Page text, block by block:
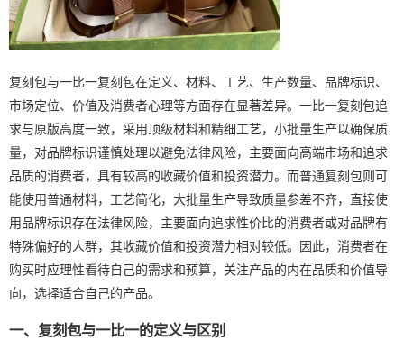
复刻包与一比一复刻包在定义、材料、工艺、生产数量、品牌标识、
市场定位、价值及消费者心理等方面存在显著差异。一比一复刻包追
求与原版高度一致，采用顶级材料和精细工艺，小批量生产以确保质
量，对品牌标识谨慎处理以避免法律风险，主要面向高端市场和追求
品质的消费者，具有较高的收藏价值和投资潜力。而普通复刻包则可
能使用普通材料，工艺简化，大批量生产导致质量参差不齐，直接使
用品牌标识存在法律风险，主要面向追求性价比的消费者或对品牌有
特殊偏好的人群，其收藏价值和投资潜力相对较低。因此，消费者在
购买时应理性看待自己的需求和预算，关注产品的内在品质和价值导
向，选择适合自己的产品。
一、复刻包与一比一的定义与区别